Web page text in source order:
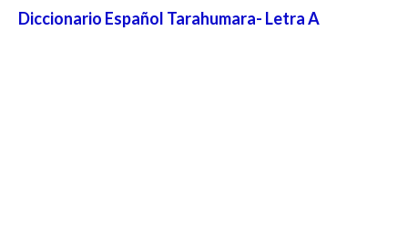
Diccionario Español Tarahumara- Letra A